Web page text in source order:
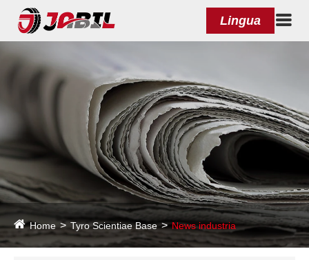
Lingua
Home Tyro Scientiae Base News industria